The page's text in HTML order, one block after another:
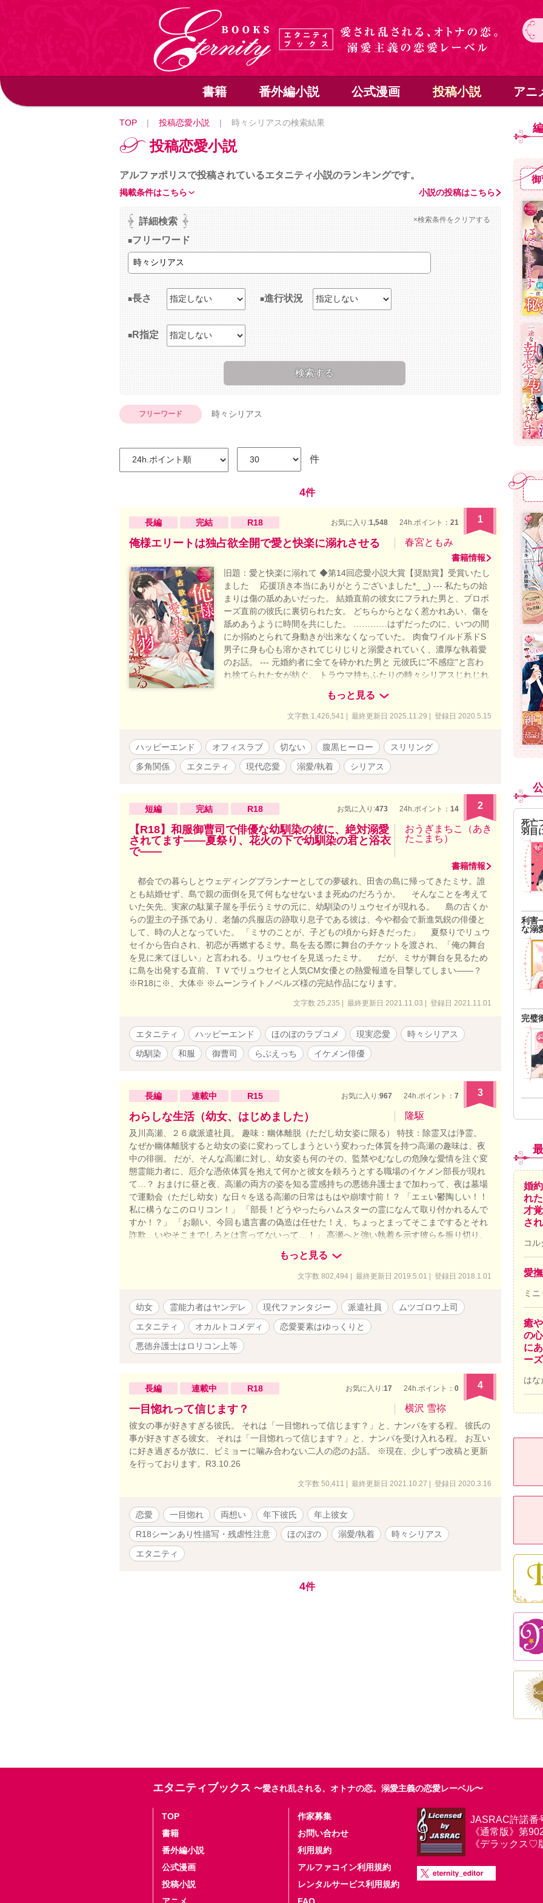
書籍 番外編小説 公式漫画 投稿小説 アニ
TOP | 投稿恋愛小説 | 時々シリアスの検索結果
投稿恋愛小説
アルファポリスで投稿されているエタニティ小説のランキングです。
小説の投稿はこちら
掲載条件はこちら
詳細検索 ×検索条件をクリアする
フリーワード
長さ 進行状況
R指定
フリーワード 時々シリアス
件
4件
長編 完結 R18 お気に入り:1,548 24h.ポイント： 21 1
俺様エリートは独占欲全開で愛と快楽に溺れさせる 春宮ともみ
書籍情報
旧題：愛と快楽に溺れて ◆第14回恋愛小説大賞【奨励賞】受賞いたし
ました 応援頂き本当にありがとうございました*_ _) --- 私たちの始
まりは傷の舐めあいだった。 結婚直前の彼女にフラれた男と、プロポ
ーズ直前の彼氏に裏切られた女。 どちらからとなく惹かれあい、傷を
舐めあうように時間を共にした。 …………はずだったのに、いつの間
にか搦めとられて身動きが出来なくなっていた。 肉食ワイルド系ドS
男子に身も心も溶かされてじりじりと溺愛されていく、濃厚な執着愛
のお話。 --- 元婚約者に全てを砕かれた男と 元彼氏に"不感症"と言わ
れ捨てられた女が紡ぐ、 トラウマ持ちふたりの時々シリアスじれじれ
溺愛ストーリー。 --- ＊印＝R18 ※印＝流血表現含む暴力的・残酷描
写があります。苦手な方はご注意ください。 ◎タイトル番号の横にサ
ブタイトルがあるものは他キャラ目線のお話です。 ◎恋愛や人間関係
役もいますが全ての登場人物が物語を経て成長していきます。 ◎（微
量）ざまぁ＆スカッと・（一部のみ）下品な表現・（一部のみ）無理
矢理の描写あり。稀に予告無く入ります。苦手な方は気をつけて読み
進めて頂けたら幸いです。 ◎作中に出てくる企業、情報、登場人物が
更新にて連載、20/12/26本編完結しました。 処女作でしたが長い間
お付き合い頂きありがとうございました。 ▼ 作中に登場するとあるキ
ャラクターが紡ぐ恋物語の顛末 →12/27完結済
https://www.alphapolis.co.jp/novel/641789619/770393183 （本編中盤
もっと見る
文字数 1,426,541 | 最終更新日 2025.11.29 | 登録日 2020.5.15
ハッピーエンド オフィスラブ 切ない 腹黒ヒーロー
スリリング
多角関係
エタニティ 現代恋愛 溺愛/執着 シリアス
短編 完結 R18 お気に入り:473 24h.ポイント： 14 2
【R18】和服御曹司で俳優な幼馴染の彼に、絶対溺愛
されてます――夏祭り、花火の下で幼馴染の君と浴衣
で――
おうぎまちこ（あき
たこまち）
書籍情報
都会での暮らしとウェディングプランナーとしての夢破れ、田舎の島に帰ってきたミサ。誰
とも結婚せず、島で親の面倒を見て何もなせないまま死ぬのだろうか。 そんなことを考えて
いた矢先、実家の駄菓子屋を手伝うミサの元に、幼馴染のリュウセイが現れる。 島の古くか
らの盟主の子孫であり、老舗の呉服店の跡取り息子である彼は、今や都会で新進気鋭の俳優と
して、時の人となっていた。 「ミサのことが、子どもの頃から好きだった」 夏祭りでリュウ
セイから告白され、初恋が再燃するミサ。島を去る際に舞台のチケットを渡され、「俺の舞台
を見に来てほしい」と言われる。リュウセイを見送ったミサ。 だが、ミサが舞台を見るため
に島を出発する直前、ＴＶでリュウセイと人気CM女優との熱愛報道を目撃してしまい――？
※R18に※、大体※ ※ムーンライトノベルズ様の完結作品になります。
文字数 25,235 | 最終更新日 2021.11.03 | 登録日 2021.11.01
エタニティ ハッピーエンド ほのぼのラブコメ 現実恋愛
時々シリアス
幼馴染
和服 御曹司 らぶえっち イケメン俳優
長編 連載中 R15 お気に入り:967 24h.ポイント： 7 3
わらしな生活（幼女、はじめました） 隆駆
及川高瀬、２６歳派遣社員。 趣味：幽体離脱（ただし幼女姿に限る） 特技：除霊又は浄霊。
なぜか幽体離脱すると幼女の姿に変わってしまうという変わった体質を持つ高瀬の趣味は、夜
中の徘徊。 だが、そんな高瀬に対し、幼女姿も何のその、監禁やむなしの危険な愛情を注ぐ変
態霊能力者に、厄介な憑依体質を抱えて何かと彼女を頼ろうとする職場のイケメン部長が現れ
て…？ おまけに昼と夜、高瀬の両方の姿を知る霊感持ちの悪徳弁護士まで加わって、夜は墓場
で運動会（ただし幼女）な日々を送る高瀬の日常はもはや崩壊寸前！？ 「エェい鬱陶しい！！
私に構うなこのロリコン！」 「部長！どうやったらハムスターの霊になんて取り付かれるんで
すか！？」 「お願い、今回も遺言書の偽造は任せた！え、ちょっとまってそこまでするとそれ
詐欺…いやそこまでしろとは言ってないって…！」 高瀬へと強い執着を示す彼らを振り切り、
高瀬は自由で”わらしな生活”を送り続けられるのか・・・！？ そして自由な高瀬の心を射止め
るのは３人のうち誰だ！！ 時々シリアス、オカルトラブコメディ。
もっと見る
文字数 802,494 | 最終更新日 2019.5.01 | 登録日 2018.1.01
幼女 霊能力者はヤンデレ 現代ファンタジー 派遣社員
ムツゴロウ上司
エタニティ
オカルトコメディ
恋愛要素はゆっくりと
悪徳弁護士はロリコン上等
長編 連載中 R18 お気に入り:17 24h.ポイント： 0 4
一目惚れって信じます？ 横沢 雪祢
彼女の事が好きすぎる彼氏。 それは「一目惚れって信じます？」と、ナンパをする程。 彼氏の
事が好きすぎる彼女。 それは「一目惚れって信じます？」と、ナンパを受け入れる程。 お互い
に好き過ぎるが故に、ビミョーに噛み合わない二人の恋のお話。 ※現在、少しずつ改稿と更新
を行っております。R3.10.26
文字数 50,411 | 最終更新日 2021.10.27 | 登録日 2020.3.16
恋愛 一目惚れ 両想い 年下彼氏
年上彼女
R18シーンあり性描写・残虐性注意
ほのぼの 溺愛/執着
時々シリアス
エタニティ
4件
死亡
羽目
利害
な溺
完璧
婚
れ
才
さ
コル
愛
ミ
癒
の
に
ー
はな
エタニティブックス 〜愛され乱される、オトナの恋。溺愛主義の恋愛レーベル〜
TOP
書籍
番外編小説
公式漫画
投稿小説
作家募集
お問い合わせ
利用規約
アルファコイン利用規約
レンタルサービス利用規約
JASRAC許諾番
《通常版》第
《デラックス♡